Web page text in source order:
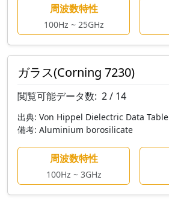
周波数特性
100Hz ~ 25GHz
ガラス(Corning 7230)
閲覧可能データ数: 2 / 14
出典: Von Hippel Dielectric Data Table
備考: Aluminium borosilicate
周波数特性
100Hz ~ 3GHz